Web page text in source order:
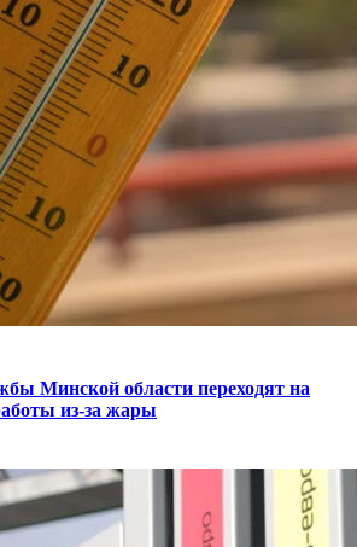
Минской области переходят на
из-за жары